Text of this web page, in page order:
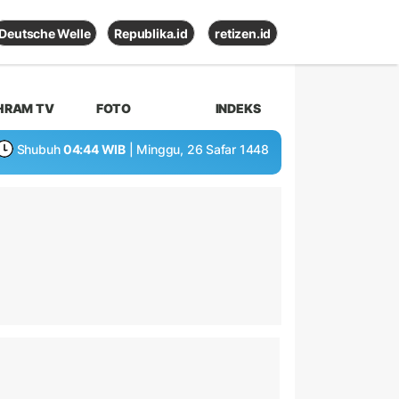
Deutsche Welle Republika.id retizen.id
TV FOTO INDEKS
Shubuh 04:44 WIB | Minggu, 26 Safar 1448